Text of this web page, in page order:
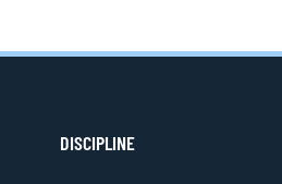
DISCIPLINE